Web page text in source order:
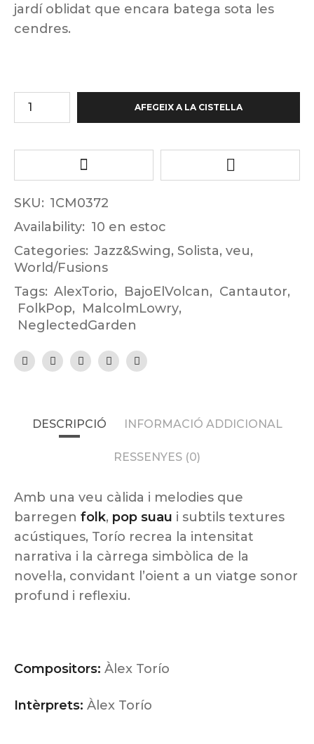
jardí oblidat que encara batega sota les
cendres.
AFEGEIX A LA CISTELLA
SKU: 1CM0372
Availability: 10 en estoc
Categories: Jazz&Swing, Solista, veu,
World/Fusions
Tags: AlexTorio, BajoElVolcan, Cantautor,
FolkPop, MalcolmLowry,
NeglectedGarden
DESCRIPCIÓ INFORMACIÓ ADDICIONAL
RESSENYES (0)
Amb una veu càlida i melodies que
barregen folk, pop suau i subtils textures
acústiques, Torío recrea la intensitat
narrativa i la càrrega simbòlica de la
novel·la, convidant l’oient a un viatge sonor
profund i reflexiu.
Compositors: Àlex Torío
Intèrprets: Àlex Torío